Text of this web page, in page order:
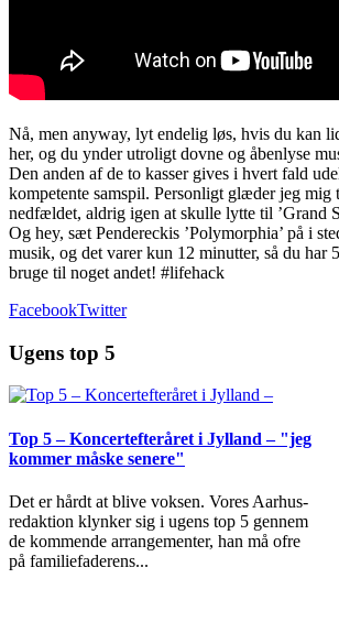
Nå, men anyway, lyt endelig løs, hvis du kan
her, og du ynder utroligt dovne og åbenlyse
Den anden af de to kasser gives i hvert fald
kompetente samspil. Personligt glæder jeg mig
nedfældet, aldrig igen at skulle lytte til ’Grand
Og hey, sæt Pendereckis ’Polymorphia’ på i
musik, og det varer kun 12 minutter, så du har
bruge til noget andet! #lifehack
FacebookTwitter
Ugens top 5
Top 5 – Koncertefteråret i Jylland – "jeg
kommer måske senere"
Det er hårdt at blive voksen. Vores Aarhus-
redaktion klynker sig i ugens top 5 gennem
de kommende arrangementer, han må ofre
på familiefaderens...